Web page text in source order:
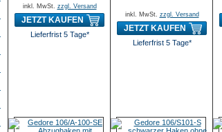
inkl. MwSt. zzgl. Versand
JETZT KAUFEN
Lieferfrist 5 Tage*
inkl. MwSt. zzgl. Versand
JETZT KAUFEN
Lieferfrist 5 Tage*